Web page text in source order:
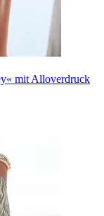
mit Alloverdruck